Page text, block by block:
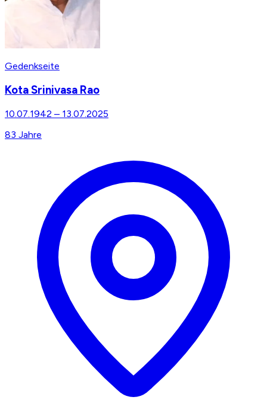
Gedenkseite
Kota Srinivasa Rao
10.07.1942 – 13.07.2025
83 Jahre